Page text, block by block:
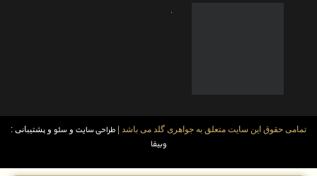
تمامی حقوق این سایت متعلق به جواهری گلد می باشد | طراحی سایت و سئو و پشتیبانی :
وبیفا